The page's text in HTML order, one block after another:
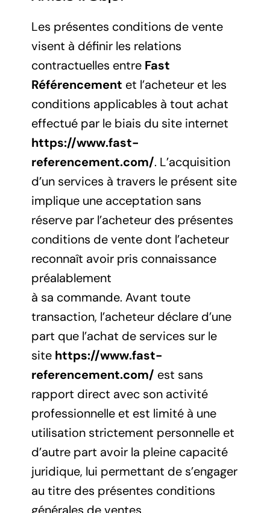
Les présentes conditions de vente
visent à définir les relations
contractuelles entre Fast
Référencement et l’acheteur et les
conditions applicables à tout achat
effectué par le biais du site internet
https://www.fast-
referencement.com/. L’acquisition
d’un services à travers le présent site
implique une acceptation sans
réserve par l’acheteur des présentes
conditions de vente dont l’acheteur
reconnaît avoir pris connaissance
préalablement
à sa commande. Avant toute
transaction, l’acheteur déclare d’une
part que l’achat de services sur le
site https://www.fast-
referencement.com/ est sans
rapport direct avec son activité
professionnelle et est limité à une
utilisation strictement personnelle et
d’autre part avoir la pleine capacité
juridique, lui permettant de s’engager
au titre des présentes conditions